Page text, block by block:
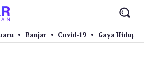
Banjar Covid-19 Gaya Hidup